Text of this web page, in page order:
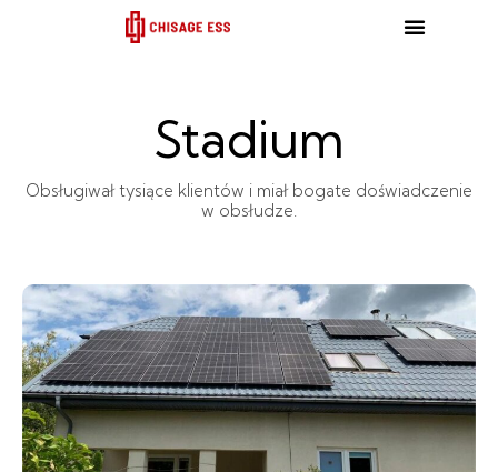
Stadium
Obsługiwał tysiące klientów i miał bogate doświadczenie
w obsłudze.